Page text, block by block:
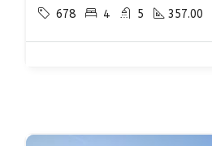
678 4 5 357.00